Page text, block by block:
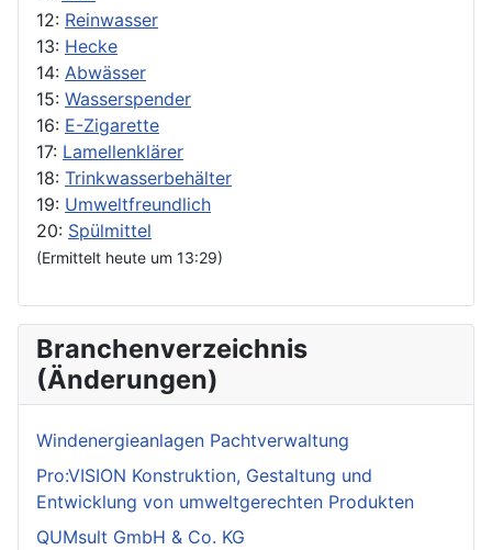
12: Reinwasser
13: Hecke
14: Abwässer
15: Wasserspender
16: E-Zigarette
17: Lamellenklärer
18: Trinkwasserbehälter
19: Umweltfreundlich
20: Spülmittel
(Ermittelt heute um 13:29)
Branchenverzeichnis
(Änderungen)
Windenergieanlagen Pachtverwaltung
Pro:VISION Konstruktion, Gestaltung und
Entwicklung von umweltgerechten Produkten
QUMsult GmbH & Co. KG